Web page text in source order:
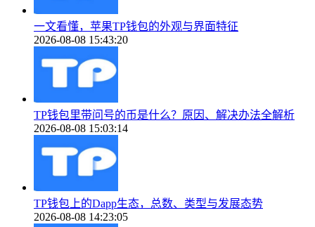
一文看懂，苹果TP钱包的外观与界面特征
2026-08-08 15:43:20
TP钱包里带问号的币是什么？原因、解决办法全解析
2026-08-08 15:03:14
TP钱包上的Dapp生态，总数、类型与发展态势
2026-08-08 14:23:05